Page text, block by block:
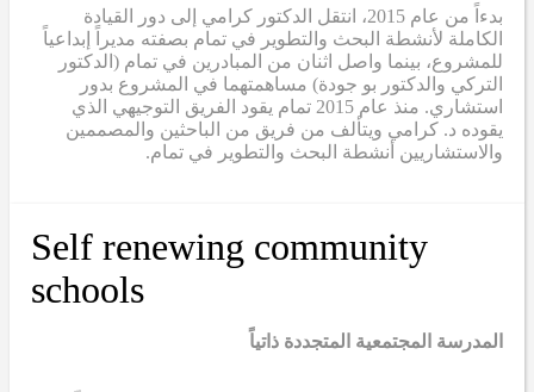
بدءاً من عام 2015، انتقل الدكتور كرامي إلى دور القيادة
الكاملة لأنشطة البحث والتطوير في تمام بصفته مديراً إبداعياً
للمشروع، بينما واصل اثنان من المبادرين في تمام (الدكتور
التركي والدكتور بو جودة) مساهمتهما في المشروع بدور
استشاري. منذ عام 2015
تمام يقود الفريق التوجيهي الذي
يقوده د. كرامي ويتألف من فريق من الباحثين والمصممين
والاستشاريين أنشطة البحث والتطوير في تمام.
Self renewing community
schools
المدرسة المجتمعية المتجددة ذاتياً